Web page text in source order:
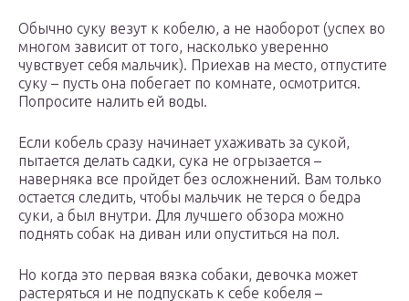
Обычно суку везут к кобелю, а не наоборот (успех во
многом зависит от того, насколько уверенно
чувствует себя мальчик). Приехав на место, отпустите
суку – пусть она побегает по комнате, осмотрится.
Попросите налить ей воды.
Если кобель сразу начинает ухаживать за сукой,
пытается делать садки, сука не огрызается –
наверняка все пройдет без осложнений. Вам только
остается следить, чтобы мальчик не терся о бедра
суки, а был внутри. Для лучшего обзора можно
поднять собак на диван или опуститься на пол.
Но когда это первая вязка собаки, девочка может
растеряться и не подпускать к себе кобеля –